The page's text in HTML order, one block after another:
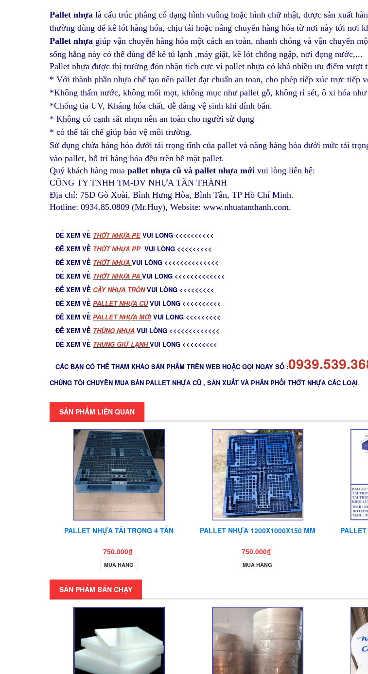
Pallet nhựa là cấu trúc phẳng có dạng hình vuông hoặc hình chữ nhật, được sản xuất
thường dùng để kê lót hàng hóa, chịu tải hoặc nâng chuyển hàng hóa từ nơi này tới nơi
Pallet nhựa giúp vận chuyển hàng hóa một cách an toàn, nhanh chóng và vận chuyển
sống hằng này có thể dùng để kê tủ lạnh ,máy giặt, kê lót chống ngập, nơi đọng nước,...
Pallet nhựa được thị trường đón nhận tích cực vì pallet nhựa có khá nhiều ưu điểm vượt
* Với thành phần nhựa chế tạo nên pallet đạt chuẩn an toan, cho phép tiếp xúc trực
*Không thấm nước, không mối mọt, không mục như pallet gỗ, không rỉ sét, ô xi hóa như
*Chống tia UV, Kháng hóa chất, dễ dàng vệ sinh khi dính bẩn.
* Không có cạnh sắt nhọn nên an toàn cho người sử dụng
* có thể tái chế giúp bảo vệ môi trường.
Sử dụng chứa hàng hóa dưới tải trọng tĩnh của pallet và nâng hàng hóa dưới mức tải
vào pallet, bố trí hàng hóa đều trên bề mặt pallet.
Quý khách hàng mua pallet nhựa cũ và pallet nhựa mới vui lòng liên hệ:
CÔNG TY TNHH TM-DV NHỰA TÂN THÀNH
Địa chỉ: 75D Gò Xoài, Bình Hưng Hòa, Bình Tân, TP Hồ Chí Minh.
Hotline: 0934.85.0809 (Mr.Huy), Website: www.nhuatanthanh.com.
ĐỂ XEM VỀ THỚT NHỰA PEVUI LÒNG <<<<<<<<<<
ĐÊ XEM VỀ THỚT NHỰA PPVUI LÒNG <<<<<<<<<
ĐỂ XEM VỀ THỚT NHỰA VUI LÒNG <<<<<<<<<<<<<<
ĐỂ XEM VỀ THỚT NHỰA PA VUI LÒNG <<<<<<<<<<<<<
ĐỂ XEM VỀ CÂY NHỰA TRÒN VUI LÒNG <<<<<<<<<
ĐỂ XEM VỀ PALLET NHỰA CŨ VUI LÒNG <<<<<<<<<<
ĐÊ XEM VỀ PALLET NHỰA MỚI VUI LÒNG <<<<<<<<<
ĐỂ XEM VỀ THÙNG NHỰA VUI LÒNG <<<<<<<<<<<<<
ĐỂ XEM VỀ THÙNG GIỮ LẠNH VUI LÒNG <<<<<<<<<
CÁC BẠN CÓ THỂ THAM KHẢO SẢN PHẨM TRÊN WEB HOẶC GỌI NGAY SỐ :
CHÚNG TÔI CHUYÊN MUA BÁN PALLET NHỰA CŨ , SẢN XUẤT VÀ PHÂN PHỐI THỚT NHỰA CÁC LOẠI.
SẢN PHẨM LIÊN QUAN
PALLET NHỰA TẢI TRỌNG 4 TẤN
750.000₫
MUA HÀNG
PALLET NHỰA 1200X1000X150 MM
750.000₫
MUA HÀNG
SẢN PHẨM BÁN CHẠY